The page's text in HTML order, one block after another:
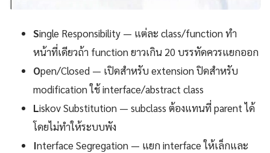
Single Responsibility — แต่ละ class/function ทำ
หน้าที่เดียวถ้า function ยาวเกิน 20 บรรทัดควรแยกออก
Open/Closed — เปิดสำหรับ extension ปิดสำหรับ
modification ใช้ interface/abstract class
Liskov Substitution — subclass ต้องแทนที่ parent ได้
โดยไม่ทำให้ระบบพัง
Interface Segregation — แยก interface ให้เล็กและ